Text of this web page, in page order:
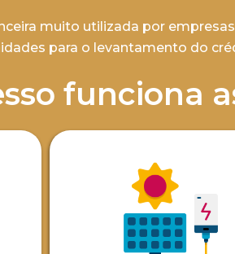
muito utilizada por
para o levantamento do
funciona